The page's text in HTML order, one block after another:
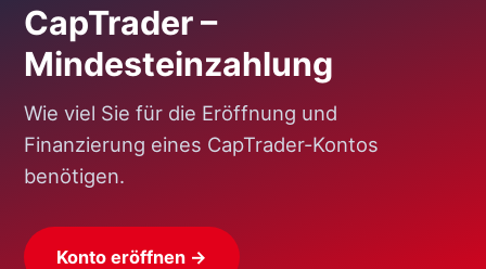
CapTrader –
Mindesteinzahlung
Wie viel Sie für die Eröffnung und
Finanzierung eines CapTrader-Kontos
benötigen.
Konto eröffnen →